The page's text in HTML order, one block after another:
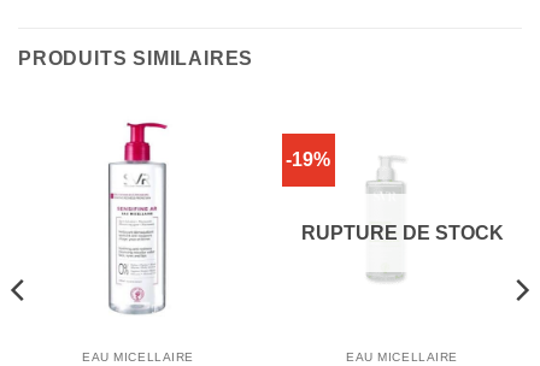
PRODUITS SIMILAIRES
EAU MICELLAIRE
-19%
RUPTURE DE STOCK
EAU MICELLAIRE